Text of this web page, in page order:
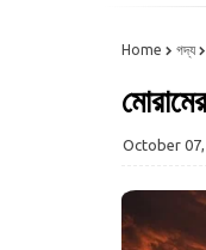
Home গদ্য
October 07,